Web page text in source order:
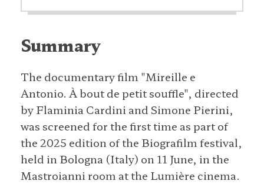
Summary
The documentary film "Mireille e
Antonio. À bout de petit souffle", directed
by Flaminia Cardini and Simone Pierini,
was screened for the first time as part of
the 2025 edition of the Biografilm festival,
held in Bologna (Italy) on 11 June, in the
Mastroianni room at the Lumière cinema.